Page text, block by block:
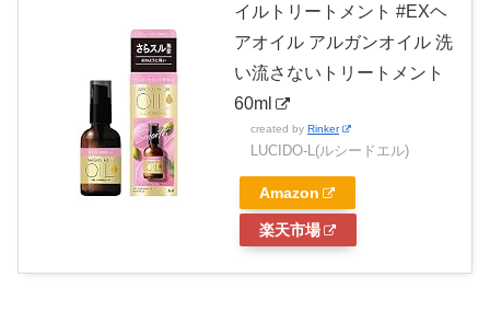
イルトリートメント #EXヘ
アオイル アルガンオイル 洗
い流さないトリートメント
60ml
created by Rinker
LUCIDO-L(ルシードエル)
Amazon
楽天市場